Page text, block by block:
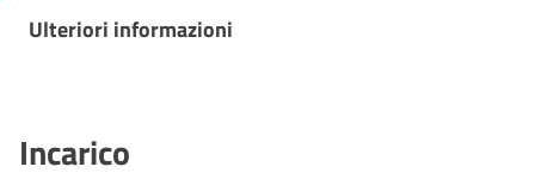
Ulteriori informazioni
Incarico